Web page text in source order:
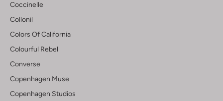
Coccinelle
Collonil
Colors Of California
Colourful Rebel
Converse
Copenhagen Muse
Copenhagen Studios